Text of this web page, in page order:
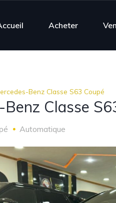
Acheter
Benz Classe S63 Coupé
Benz Classe
Automatique